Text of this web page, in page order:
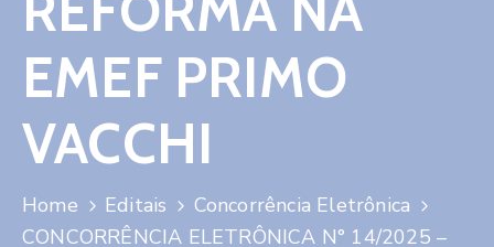
EMEF PRIMO
VACCHI
Home Editais
Concorrência Eletrônica
CONCORRÊNCIA ELETRÔNICA N° 14/2025 –